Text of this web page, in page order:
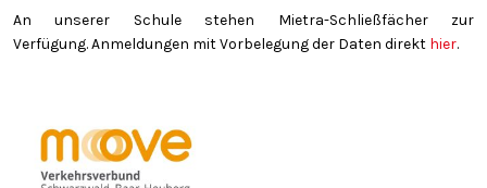
An unserer Schule stehen Mietra-Schließfächer zur
Verfügung. Anmeldungen mit Vorbelegung der Daten direkt hier.